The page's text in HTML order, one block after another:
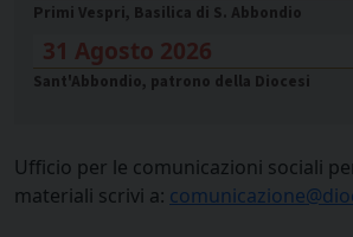
Primi Vespri, Basilica di S. Abbondio
31 Agosto 2026
Sant'Abbondio, patrono della Diocesi
Ufficio per le comunicazioni sociali
materiali scrivi a: